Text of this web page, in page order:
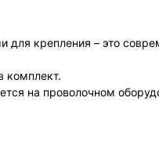
для крепления – это
комплект.
на проволочном